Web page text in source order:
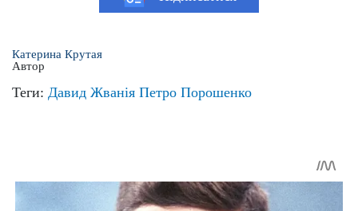
Катерина Крутая
Автор
Теги: Давид Жванія Петро Порошенко